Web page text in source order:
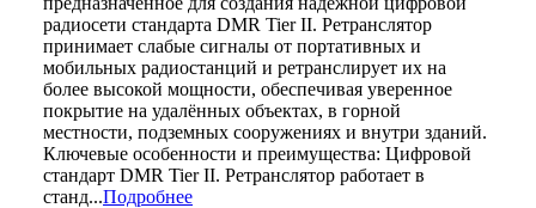
радиосети стандарта DMR Tier II. Ретранслятор
принимает слабые сигналы от портативных и
мобильных радиостанций и ретранслирует их на
более высокой мощности, обеспечивая уверенное
покрытие на удалённых объектах, в горной
местности, подземных сооружениях и внутри зданий.
Ключевые особенности и преимущества: Цифровой
стандарт DMR Tier II. Ретранслятор работает в
станд...Подробнее